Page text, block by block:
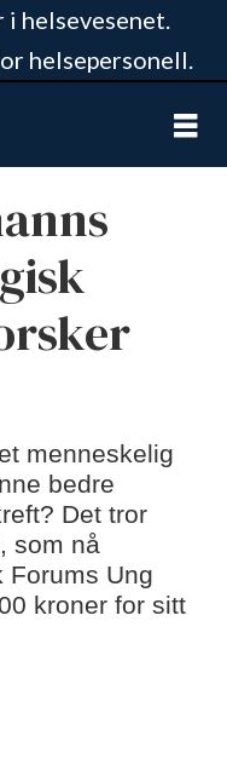
helsevesenet.
helsepersonell.
menneskelig
bedre
Det tror
som nå
Forums Ung
kroner for sitt